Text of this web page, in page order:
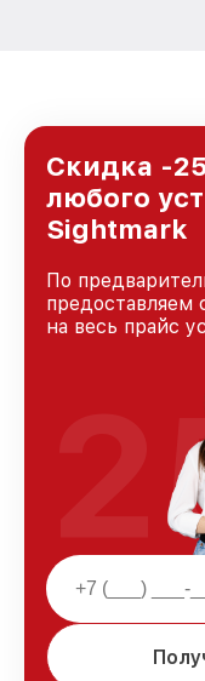
Скидка -
любого
Sightmark
По
предоставляем
на весь прайс